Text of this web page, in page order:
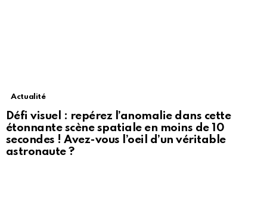
Actualité
Défi visuel : repérez l’anomalie dans cette
étonnante scène spatiale en moins de 10
secondes ! Avez-vous l’oeil d’un véritable
astronaute ?